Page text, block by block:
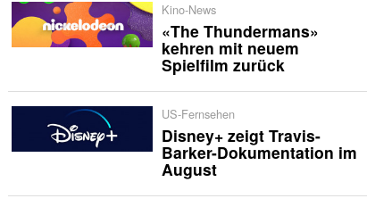
Kino-News
«The Thundermans»
kehren mit neuem
Spielfilm zurück
US-Fernsehen
Disney+ zeigt Travis-
Barker-Dokumentation im
August